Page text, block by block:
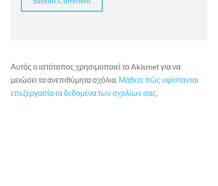
Αυτός ο ιστότοπος χρησιμοποιεί το Akismet για να
μειώσει τα ανεπιθύμητα σχόλια. Μάθετε πώς υφίστανται
επεξεργασία τα δεδομένα των σχολίων σας.